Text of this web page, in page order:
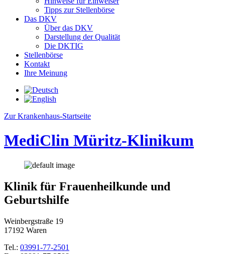
Tipps zur Stellenbörse
Das DKV
Über das DKV
Darstellung der Qualität
Die DKTIG
Stellenbörse
Kontakt
Ihre Meinung
Zur Krankenhaus-Startseite
MediClin Müritz-Klinikum
Klinik für Frauenheilkunde und
Geburtshilfe
Weinbergstraße 19
17192 Waren
Tel.: 03991-77-2501